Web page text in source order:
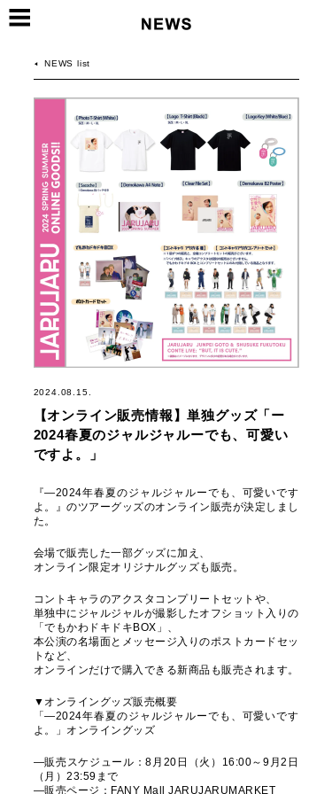
NEWS list
2024.08.15.
【オンライン販売情報】単独グッズ「ー
2024春夏のジャルジャルーでも、可愛い
ですよ。」
『―2024年春夏のジャルジャルーでも、可愛いです
よ。』のツアーグッズのオンライン販売が決定しまし
た。
会場で販売した一部グッズに加え、
オンライン限定オリジナルグッズも販売。
コントキャラのアクスタコンプリートセットや、
単独中にジャルジャルが撮影したオフショット入りの
「でもかわドキドキBOX」、
本公演の名場面とメッセージ入りのポストカードセッ
トなど、
オンラインだけで購入できる新商品も販売されます。
▼オンライングッズ販売概要
「―2024年春夏のジャルジャルーでも、可愛いです
よ。」オンライングッズ
―販売スケジュール：8月20日（火）16:00～9月2日
（月）23:59まで
―販売ページ：FANY Mall JARUJARUMARKET